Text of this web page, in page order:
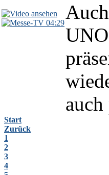
04:29
Start
Zurück
1
2
3
4